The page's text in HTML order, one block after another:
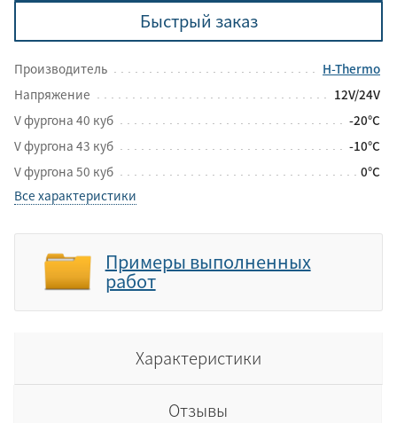
Быстрый заказ
Производитель
H-Thermo
Напряжение
12V/24V
V фургона 40 куб
-20°C
V фургона 43 куб
-10°C
V фургона 50 куб
0°C
Все характеристики
Примеры выполненных
работ
Характеристики
Отзывы